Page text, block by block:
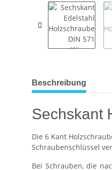
weitere Registerkarten
Beschreibung
Sechskant
Die 6 Kant
Schraubenschlüssel
Bei Schrauben, die